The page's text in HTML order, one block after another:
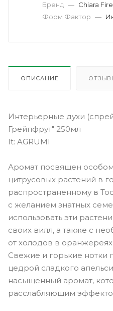
Бренд — Chiara
Форм Фактор —
ОПИСАНИЕ
Интерьерные духи
Грейпфрут" 250мл
It: AGRUMI
Аромат посвящен
цитрусовых растений в
распространенному в
с желанием знатных
использовать эти
своих вилл, а также с
от холодов в
Свежие и горькие нотки
цедрой сладкого
насыщенный аромат,
расслабляющим